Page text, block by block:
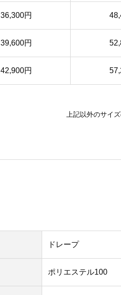
36,300円
39,600円
42,900円
上記以外のサイ
ドレープ
ポリエステル100